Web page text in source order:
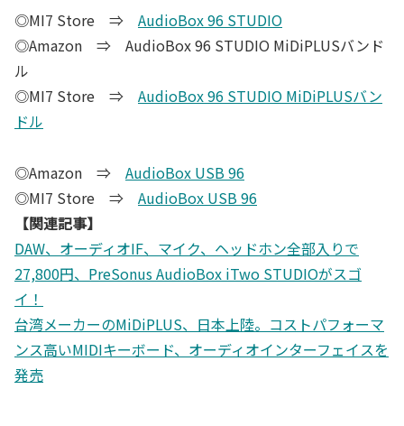
◎MI7 Store ⇒ AudioBox 96 STUDIO
◎Amazon ⇒ AudioBox 96 STUDIO MiDiPLUSバンド
ル
◎MI7 Store ⇒ AudioBox 96 STUDIO MiDiPLUSバン
ドル
◎Amazon ⇒ AudioBox USB 96
◎MI7 Store ⇒ AudioBox USB 96
【関連記事】
DAW、オーディオIF、マイク、ヘッドホン全部入りで
27,800円、PreSonus AudioBox iTwo STUDIOがスゴ
イ！
台湾メーカーのMiDiPLUS、日本上陸。コストパフォーマ
ンス高いMIDIキーボード、オーディオインターフェイスを
発売